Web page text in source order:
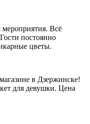
Всё
постоянно
цветы.
в Дзержинске!
для девушки. Цена